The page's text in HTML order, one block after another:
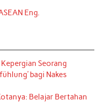
Eng.
Seorang
bagi Nakes
Belajar Bertahan